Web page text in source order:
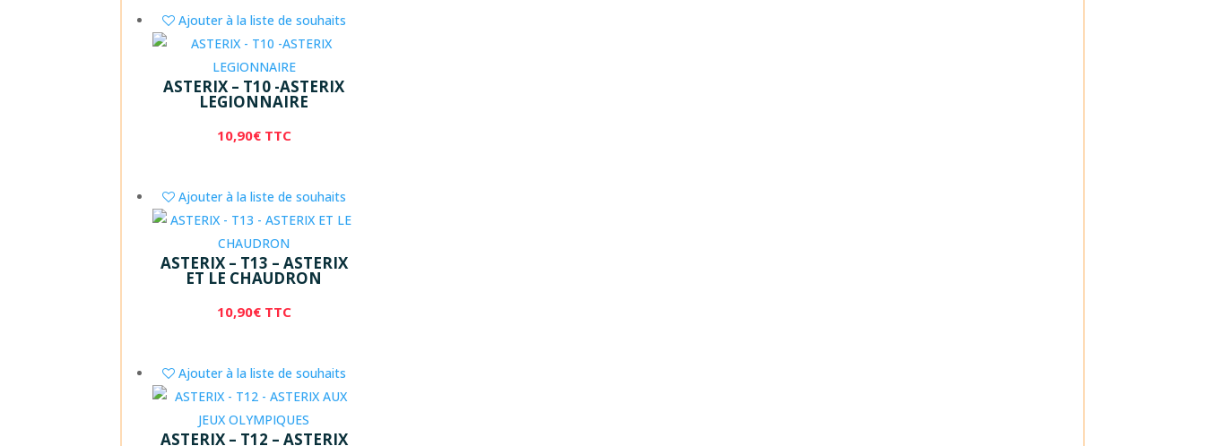
Ajouter à la liste de souhaits
ASTERIX – T10 -ASTERIX
LEGIONNAIRE
10,90€ TTC
Ajouter à la liste de souhaits
ASTERIX – T13 – ASTERIX
ET LE CHAUDRON
10,90€ TTC
Ajouter à la liste de souhaits
ASTERIX – T12 – ASTERIX